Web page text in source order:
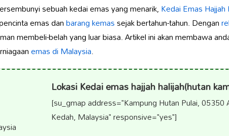
sebuah kedai emas yang menarik,Kedai Emas Hajjah
emas danbarang kemassejak bertahun-tahun. Dengan
membeli-belah yang luar biasa. Artikel ini akan membawa
emas di Malaysia.
Lokasi Kedai emas hajjah halijah(hutan
[su_gmap address="Kampung Hutan Pulai, 05350
Kedah, Malaysia" responsive="yes"]